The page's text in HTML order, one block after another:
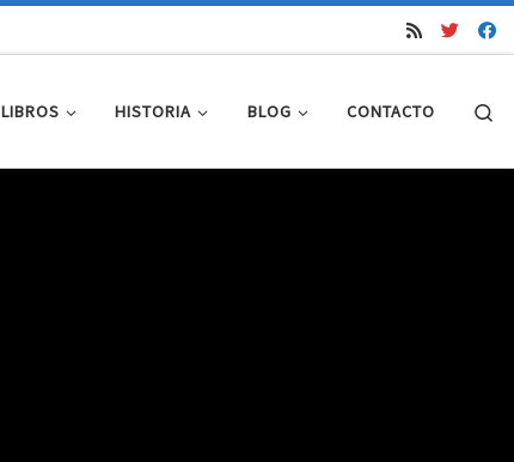
LIBROS HISTORIA BLOG CONTACTO